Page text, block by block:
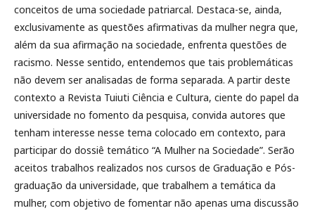
conceitos de uma sociedade patriarcal. Destaca-se, ainda,
exclusivamente as questões afirmativas da mulher negra que,
além da sua afirmação na sociedade, enfrenta questões de
racismo. Nesse sentido, entendemos que tais problemáticas
não devem ser analisadas de forma separada. A partir deste
contexto a Revista Tuiuti Ciência e Cultura, ciente do papel da
universidade no fomento da pesquisa, convida autores que
tenham interesse nesse tema colocado em contexto, para
participar do dossiê temático “A Mulher na Sociedade”. Serão
aceitos trabalhos realizados nos cursos de Graduação e Pós-
graduação da universidade, que trabalhem a temática da
mulher, com objetivo de fomentar não apenas uma discussão